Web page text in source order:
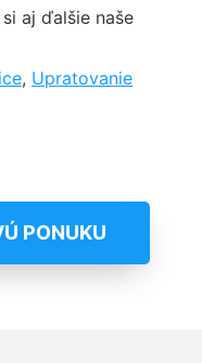
aj ďalšie naše
, Upratovanie
PONUKU